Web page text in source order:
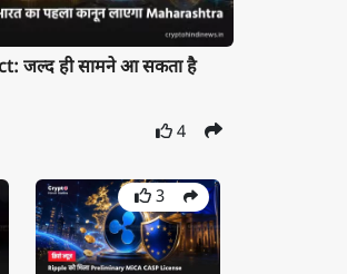
जल्द ही सामने आ सकता है
4
3